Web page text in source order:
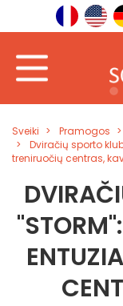
Sveiki Pramogos
Dviračių sporto
treniruočių centras,